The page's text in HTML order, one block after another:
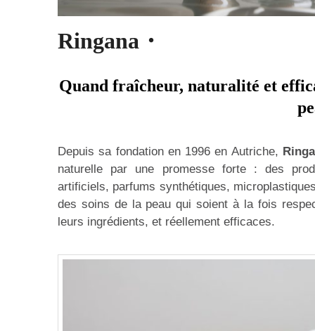
Ringana・
Quand fraîcheur, naturalité et
Depuis sa fondation en 1996 en Autriche,
naturelle par une promesse forte : des
artificiels, parfums synthétiques,
des soins de la peau qui soient à la fois
leurs ingrédients, et réellement efficaces.